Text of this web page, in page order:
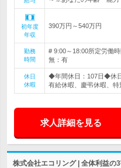
初年度
年収
390万円～540万円
勤務
時間
# 9:00～18:00所定労働
無：有
休日
休暇
◆年間休日：107日◆休
有給休暇、慶弔休暇、特
求人詳細を見る
株式会社エコリング | 全体利益の